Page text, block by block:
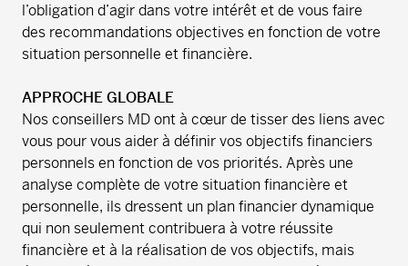
l’obligation d’agir dans votre intérêt et de vous faire
des recommandations objectives en fonction de votre
situation personnelle et financière.
APPROCHE GLOBALE
Nos conseillers MD ont à cœur de tisser des liens avec
vous pour vous aider à définir vos objectifs financiers
personnels en fonction de vos priorités. Après une
analyse complète de votre situation financière et
personnelle, ils dressent un plan financier dynamique
qui non seulement contribuera à votre réussite
financière et à la réalisation de vos objectifs, mais